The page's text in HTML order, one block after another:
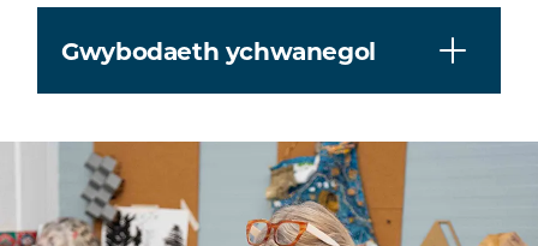
Gwybodaeth ychwanegol